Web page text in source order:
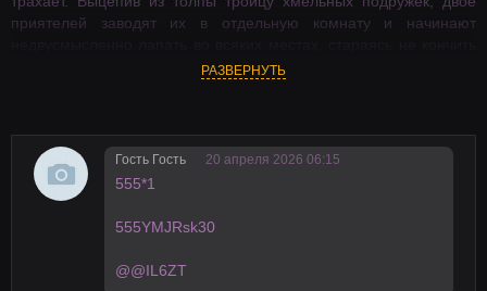
приятелей заводят их в отдельную комнату и начинают
раньше времени. HD видео, на телефон в хорошем качестве на
РАЗВЕРНУТЬ
Гость Гость 20 апреля 2026 06:15
555*1
555YMJRsk30
@@IL6ZT